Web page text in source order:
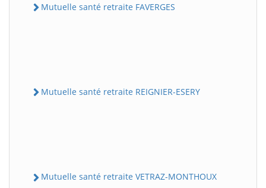
Mutuelle santé retraite FAVERGES
Mutuelle santé retraite REIGNIER-ESERY
Mutuelle santé retraite VETRAZ-MONTHOUX